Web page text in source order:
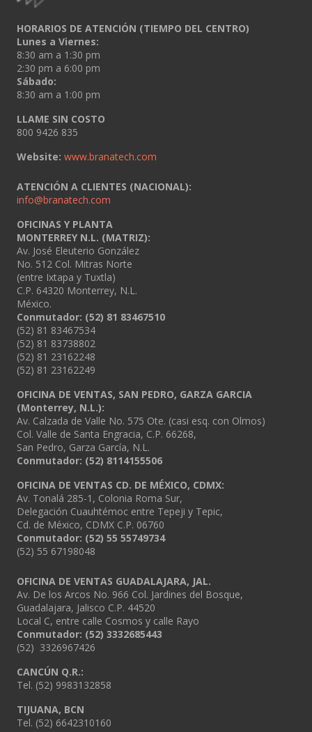
HORARIOS DE ATENCIÓN (TIEMPO DEL CENTRO)
Lunes a Viernes:
8:30 am a 1:30 pm
2:30 pm a 6:00 pm
Sábado:
8:30 am a 1:00 pm
LLAME SIN COSTO
800 9426 835
Website: www.branatech.com
ATENCIÓN A CLIENTES (NACIONAL):
info@branatech.com
OFICINAS Y PLANTA
MONTERREY N.L. (MATRIZ):
Av. José Eleuterio González
No. 512 Col. Mitras Norte
(entre Ixtapa y Tuxtla)
C.P. 64320 Monterrey, N.L.
México.
Conmutador: (52) 81 83467510
(52) 81 83467534
(52) 81 83738802
(52) 81 23162248
(52) 81 23162249
OFICINA DE VENTAS, SAN PEDRO, GARZA GARCIA
(Monterrey, N.L.):
Av. Calzada de Valle No. 575 Ote. (casi esq. con Olmos)
Col. Valle de Santa Engracia, C.P. 66268,
San Pedro, Garza García, N.L.
Conmutador: (52) 8114155506
OFICINA DE VENTAS CD. DE MÉXICO, CDMX:
Av. Tonalá 285-1, Colonia Roma Sur,
Delegación Cuauhtémoc entre Tepeji y Tepic,
Cd. de México, CDMX C.P. 06760
Conmutador: (52) 55 55749734
(52) 55 67198048
OFICINA DE VENTAS GUADALAJARA, JAL.
Av. De los Arcos No. 966 Col. Jardines del Bosque,
Guadalajara, Jalisco C.P. 44520
Local C, entre calle Cosmos y calle Rayo
Conmutador: (52) 3332685443
(52) 3326967426
CANCÚN Q.R.:
Tel. (52) 9983132858
TIJUANA, BCN
Tel. (52) 6642310160